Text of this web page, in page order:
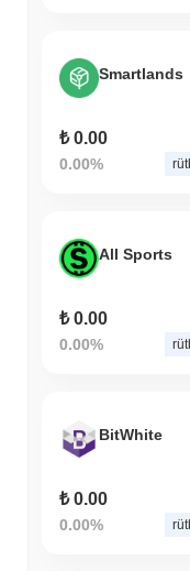
Smartlands
₺ 0.00
0.00%
All Sports
₺ 0.00
0.00%
BitWhite
₺ 0.00
0.00%